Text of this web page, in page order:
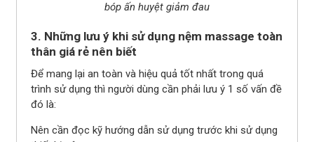
bóp ấn huyệt giảm đau
3. Những lưu ý khi sử dụng nệm massage toàn
thân giá rẻ nên biết
Để mang lại an toàn và hiệu quả tốt nhất trong quá
trình sử dụng thì người dùng cần phải lưu ý 1 số vấn đề
đó là:
Nên cần đọc kỹ hướng dẫn sử dụng trước khi sử dụng